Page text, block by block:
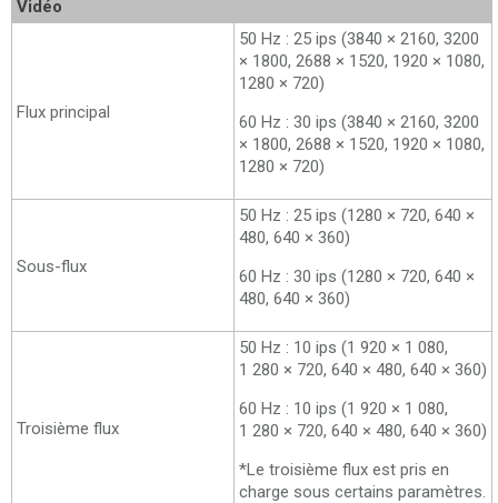
Vidéo
Flux principal
50 Hz : 25 ips (3840 × 2160, 3200
× 1800, 2688 × 1520, 1920 × 1080,
1280 × 720)
60 Hz : 30 ips (3840 × 2160, 3200
× 1800, 2688 × 1520, 1920 × 1080,
1280 × 720)
Sous-flux
50 Hz : 25 ips (1280 × 720, 640 ×
480, 640 × 360)
60 Hz : 30 ips (1280 × 720, 640 ×
480, 640 × 360)
Troisième flux
50 Hz : 10 ips (1 920 × 1 080,
1 280 × 720, 640 × 480, 640 × 360)
60 Hz : 10 ips (1 920 × 1 080,
1 280 × 720, 640 × 480, 640 × 360)
*Le troisième flux est pris en
charge sous certains paramètres.